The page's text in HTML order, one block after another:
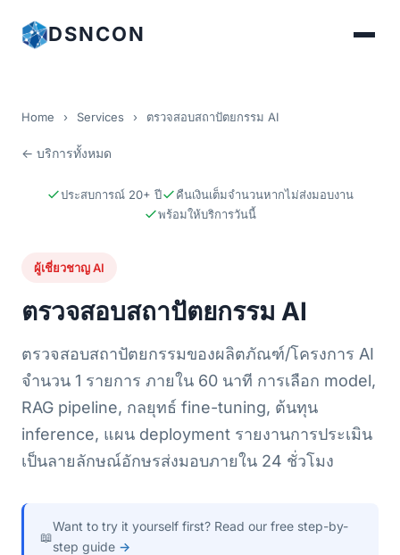
DSNCON
Home › Services › ตรวจสอบสถาปัตยกรรม AI
← บริการทั้งหมด
ประสบการณ์ 20+ ปี
คืนเงินเต็มจำนวนหากไม่ส่งมอบงาน
พร้อมให้บริการวันนี้
ผู้เชี่ยวชาญ AI
ตรวจสอบสถาปัตยกรรม AI
ตรวจสอบสถาปัตยกรรมของผลิตภัณฑ์/โครงการ AI
จำนวน 1 รายการ ภายใน 60 นาที การเลือก model,
RAG pipeline, กลยุทธ์ fine-tuning, ต้นทุน
inference, แผน deployment รายงานการประเมิน
เป็นลายลักษณ์อักษรส่งมอบภายใน 24 ชั่วโมง
📖
Want to try it yourself first? Read our free step-by-
step guide →